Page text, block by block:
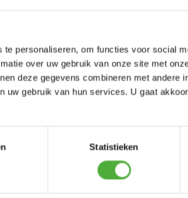
personaliseren, om functies voor social
over uw gebruik van onze site met
deze gegevens combineren met andere
uw gebruik van hun services. U gaat
Statistieken
BUDDY RALLY 1219,- BERG